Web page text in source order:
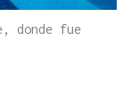
donde fue